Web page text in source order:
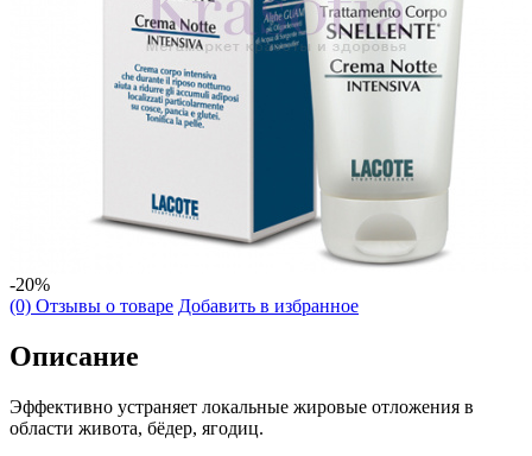
-20%
(0) Отзывы о товаре Добавить в избранное
Описание
Эффективно устраняет локальные жировые отложения в
области живота, бёдер, ягодиц.